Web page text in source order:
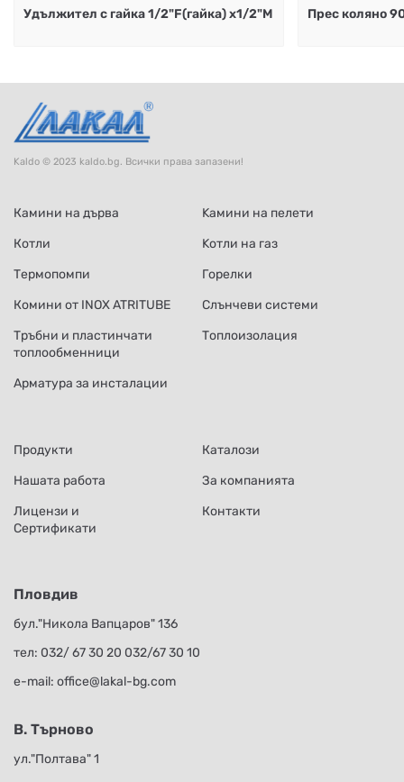
Удължител с гайка 1/2"F(гайка) x1/2"M Прес коляно
Kaldo © 2023 kaldo.bg. Всички права запазени!
Камини на дърва
Kамини на пелети
Котли
Kотли на газ
Термопомпи
Горелки
Комини от INOX ATRITUBE
Слънчеви системи
Тръбни и пластинчати
топлообменници
Топлоизолация
Арматура за инсталации
Продукти
Каталози
Нашата работа
За компанията
Лицензи и
Сертификати
Контакти
Пловдив
бул."Никола Вапцаров" 136
тел: 032/ 67 30 20 032/67 30 10
е-mail: office@lakal-bg.com
В. Търново
ул."Полтава" 1